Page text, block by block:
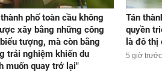
phố toàn cầu không
xây bằng những công
tượng, mà còn bằng
trải nghiệm khiến du
muốn quay trở lại"
Tán
quyền
là đô thị
5 giờ trước